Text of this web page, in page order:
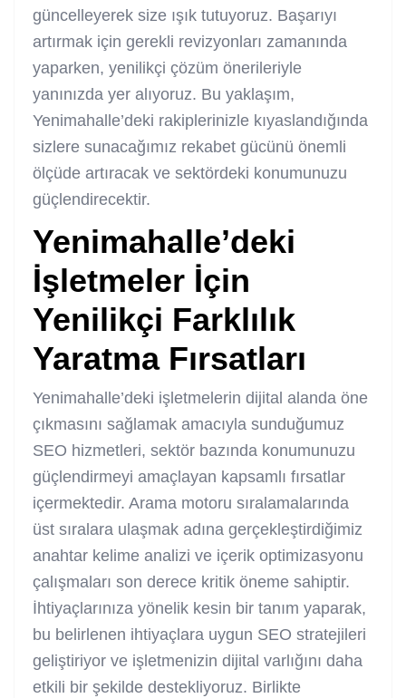
güncelleyerek size ışık tutuyoruz. Başarıyı
artırmak için gerekli revizyonları zamanında
yaparken, yenilikçi çözüm önerileriyle
yanınızda yer alıyoruz. Bu yaklaşım,
Yenimahalle’deki rakiplerinizle kıyaslandığında
sizlere sunacağımız rekabet gücünü önemli
ölçüde artıracak ve sektördeki konumunuzu
güçlendirecektir.
Yenimahalle’deki
İşletmeler İçin
Yenilikçi Farklılık
Yaratma Fırsatları
Yenimahalle’deki işletmelerin dijital alanda öne
çıkmasını sağlamak amacıyla sunduğumuz
SEO hizmetleri, sektör bazında konumunuzu
güçlendirmeyi amaçlayan kapsamlı fırsatlar
içermektedir. Arama motoru sıralamalarında
üst sıralara ulaşmak adına gerçekleştirdiğimiz
anahtar kelime analizi ve içerik optimizasyonu
çalışmaları son derece kritik öneme sahiptir.
İhtiyaçlarınıza yönelik kesin bir tanım yaparak,
bu belirlenen ihtiyaçlara uygun SEO stratejileri
geliştiriyor ve işletmenizin dijital varlığını daha
etkili bir şekilde destekliyoruz. Birlikte